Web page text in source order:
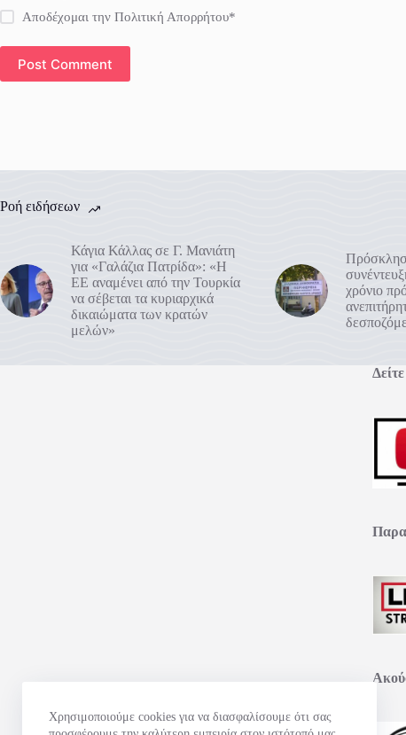
Χρησιμοποιούμε cookies για να διασφαλίσουμε ότι σας
Αποδέχομαι την Πολιτική Απορρήτου*
Post Comment
Ροή ειδήσεων
Κάγια Κάλλας σε Γ. Μανιάτη
για «Γαλάζια Πατρίδα»: «Η
ΕΕ αναμένει από την Τουρκία
να σέβεται τα κυριαρχικά
δικαιώματα των κρατών
μελών»
χρόνιο